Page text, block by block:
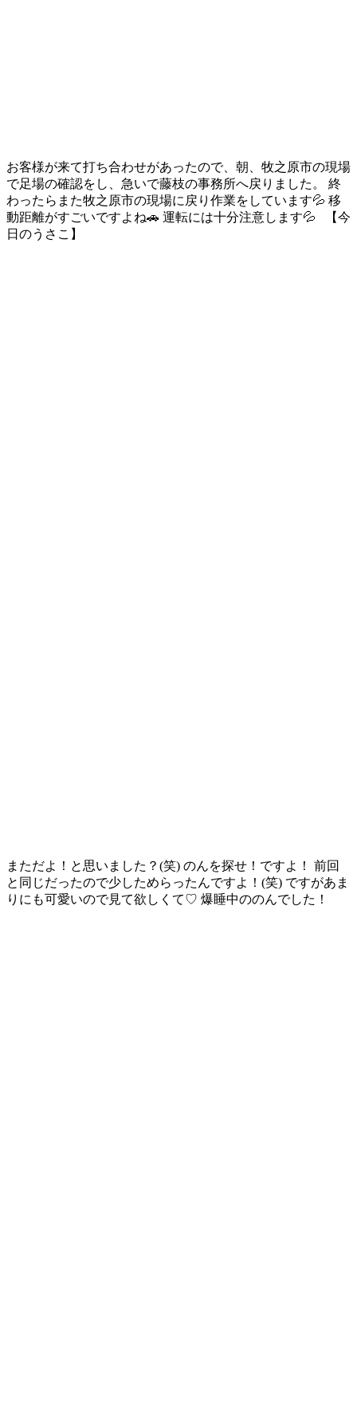
お客様が来て打ち合わせがあったので、朝、牧之原市の現場
で足場の確認をし、急いで藤枝の事務所へ戻りました。 終
わったらまた牧之原市の現場に戻り作業をしています💦 移
動距離がすごいですよね🚗 運転には十分注意します💦 【今
日のうさこ】
まただよ！と思いました？(笑) のんを探せ！ですよ！ 前回
と同じだったので少しためらったんですよ！(笑) ですがあま
りにも可愛いので見て欲しくて♡ 爆睡中ののんでした！